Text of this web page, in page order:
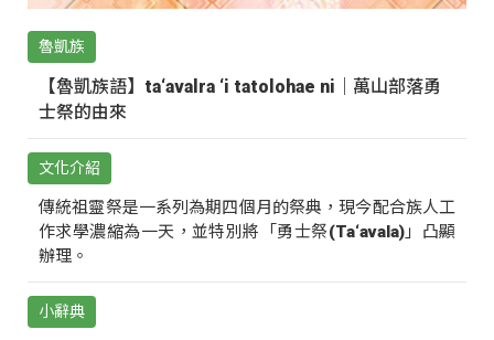
魯凱族
【魯凱族語】ta‘avalra ‘i tatolohae ni｜萬山部落勇
士祭的由來
文化介紹
傳統祖靈祭是一系列為期四個月的祭典，現今配合族人工
作求學濃縮為一天，並特別將「勇士祭(Ta‘avala)」凸顯
辦理。
小辭典